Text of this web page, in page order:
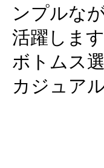
ンプルな
活躍します
ボトムス
カジュア